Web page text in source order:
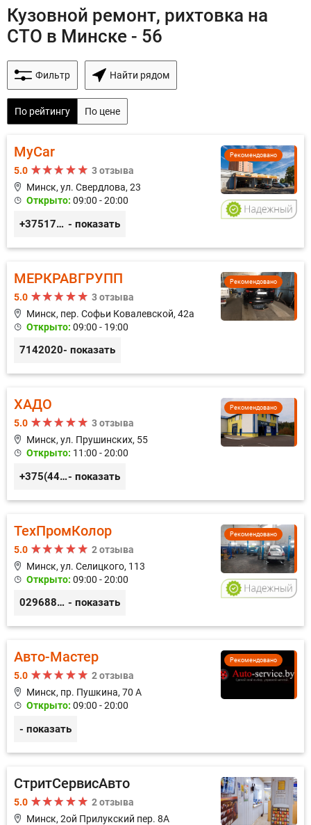
Кузовной ремонт, рихтовка на
СТО в Минске - 56
Фильтр Найти рядом
По рейтингу По цене
Рекомендовано
MyCar
5.0
3 отзыва
Минск, ул. Свердлова, 23
Открыто: 09:00 - 20:00
+375173212443 - показать
Рекомендовано
МЕРКРАВГРУПП
5.0
3 отзыва
Минск, пер. Софьи Ковалевской, 42а
Открыто: 09:00 - 19:00
7142020- показать
Рекомендовано
ХАДО
5.0
3 отзыва
Минск, ул. Прушинских, 55
Открыто: 11:00 - 20:00
+375(44) 559-27-77- показать
Рекомендовано
ТехПромКолор
5.0
2 отзыва
Минск, ул. Селицкого, 113
Открыто: 09:00 - 20:00
0296889898 - показать
Рекомендовано
Авто-Мастер
5.0
2 отзыва
Минск, пр. Пушкина, 70 А
Открыто: 09:00 - 20:00
- показать
СтритСервисАвто
5.0
2 отзыва
Минск, 2ой Прилукский пер. 8А